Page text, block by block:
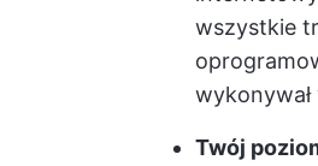
wszystkie
Twój